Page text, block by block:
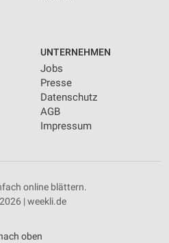
UNTERNEHMEN
Jobs
Presse
Datenschutz
AGB
Impressum
online blättern.
| weekli.de
oben